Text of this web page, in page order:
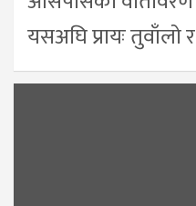
यसअघि प्रायः तुवाँलो